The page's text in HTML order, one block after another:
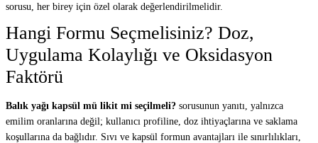
sorusu, her birey için özel olarak değerlendirilmelidir.
Hangi Formu Seçmelisiniz? Doz,
Uygulama Kolaylığı ve Oksidasyon
Faktörü
Balık yağı kapsül mü likit mi seçilmeli? sorusunun yanıtı, yalnızca
emilim oranlarına değil; kullanıcı profiline, doz ihtiyaçlarına ve saklama
koşullarına da bağlıdır. Sıvı ve kapsül formun avantajları ile sınırlılıkları,